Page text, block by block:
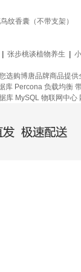
纹香囊（不带支架）
张步桃谈植物养生
购博唐品牌商品提
库 Percona 负载均衡
库 MySQL 物联网中心
极速配送